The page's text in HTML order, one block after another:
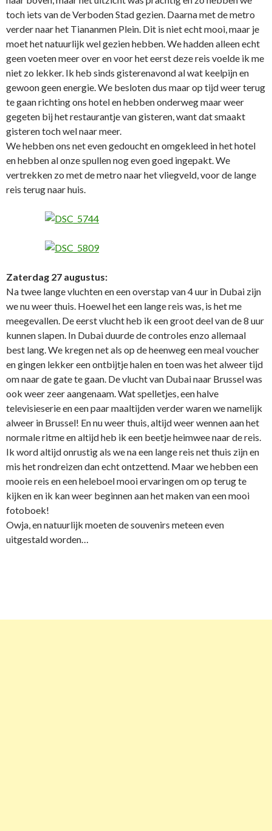
toch iets van de Verboden Stad gezien. Daarna met de metro
verder naar het Tiananmen Plein. Dit is niet echt mooi, maar je
moet het natuurlijk wel gezien hebben. We hadden alleen echt
geen voeten meer over en voor het eerst deze reis voelde ik me
niet zo lekker. Ik heb sinds gisterenavond al wat keelpijn en
gewoon geen energie. We besloten dus maar op tijd weer terug
te gaan richting ons hotel en hebben onderweg maar weer
gegeten bij het restaurantje van gisteren, want dat smaakt
gisteren toch wel naar meer.
We hebben ons net even gedoucht en omgekleed in het hotel
en hebben al onze spullen nog even goed ingepakt. We
vertrekken zo met de metro naar het vliegveld, voor de lange
reis terug naar huis.
Zaterdag 27 augustus:
Na twee lange vluchten en een overstap van 4 uur in Dubai zijn
we nu weer thuis. Hoewel het een lange reis was, is het me
meegevallen. De eerst vlucht heb ik een groot deel van de 8 uur
kunnen slapen. In Dubai duurde de controles enzo allemaal
best lang. We kregen net als op de heenweg een meal voucher
en gingen lekker een ontbijtje halen en toen was het alweer tijd
om naar de gate te gaan. De vlucht van Dubai naar Brussel was
ook weer zeer aangenaam. Wat spelletjes, een halve
televisieserie en een paar maaltijden verder waren we namelijk
alweer in Brussel! En nu weer thuis, altijd weer wennen aan het
normale ritme en altijd heb ik een beetje heimwee naar de reis.
Ik word altijd onrustig als we na een lange reis net thuis zijn en
mis het rondreizen dan echt ontzettend. Maar we hebben een
mooie reis en een heleboel mooi ervaringen om op terug te
kijken en ik kan weer beginnen aan het maken van een mooi
fotoboek!
Owja, en natuurlijk moeten de souvenirs meteen even
uitgestald worden…